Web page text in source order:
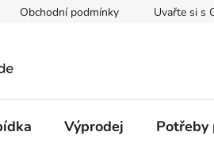
Obchodní podmínky Uvařte si s
Výprodej Potřeby